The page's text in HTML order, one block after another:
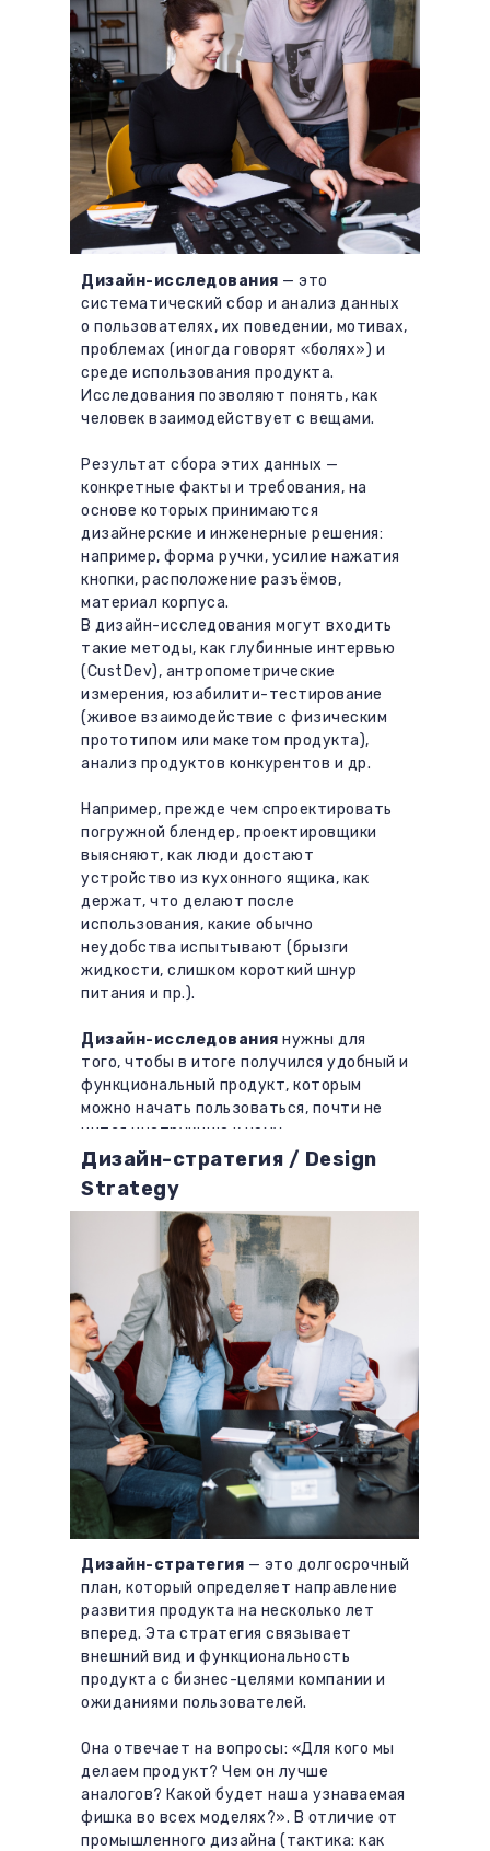
Дизайн-исследования — это
систематический сбор и анализ данных
о пользователях, их поведении, мотивах,
проблемах (иногда говорят «болях») и
среде использования продукта.
Исследования позволяют понять, как
человек взаимодействует с вещами.
Результат сбора этих данных —
конкретные факты и требования, на
основе которых принимаются
дизайнерские и инженерные решения:
например, форма ручки, усилие нажатия
кнопки, расположение разъёмов,
материал корпуса.
В дизайн-исследования могут входить
такие методы, как глубинные интервью
(CustDev), антропометрические
измерения, юзабилити-тестирование
(живое взаимодействие с физическим
прототипом или макетом продукта),
анализ продуктов конкурентов и др.
Например, прежде чем спроектировать
погружной блендер, проектировщики
выясняют, как люди достают
устройство из кухонного ящика, как
держат, что делают после
использования, какие обычно
неудобства испытывают (брызги
жидкости, слишком короткий шнур
питания и пр.).
Дизайн-исследования нужны для
того, чтобы в итоге получился удобный и
функциональный продукт, которым
можно начать пользоваться, почти не
читая инструкцию к нему.
Дизайн-стратегия / Design
Strategy
Дизайн-стратегия — это долгосрочный
план, который определяет направление
развития продукта на несколько лет
вперед. Эта стратегия связывает
внешний вид и функциональность
продукта с бизнес-целями компании и
ожиданиями пользователей.
Она отвечает на вопросы: «Для кого мы
делаем продукт? Чем он лучше
аналогов? Какой будет наша узнаваемая
фишка во всех моделях?». В отличие от
промышленного дизайна (тактика: как